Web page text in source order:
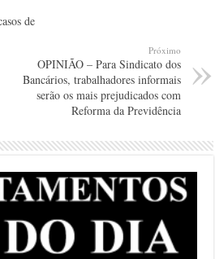
de
Próximo
OPINIÃO – Para Sindicato dos
Bancários, trabalhadores informais
serão os mais prejudicados com
Reforma da Previdência